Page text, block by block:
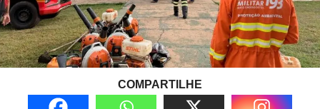
COMPARTILHE